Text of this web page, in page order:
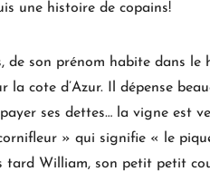
une histoire de copains!
de son prénom habite dans le
la cote d’Azur. Il dépense
ses dettes… la vigne est
» qui signifie « le
tard William, son petit petit